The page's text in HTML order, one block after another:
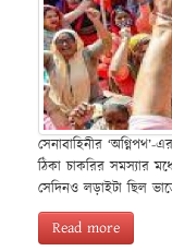
সেনাবাহিনীর ‘অগ্নিপথ’-
ঠিকা চাকরির সমস্যার
সেদিনও লড়াইটা ছিল
Read more